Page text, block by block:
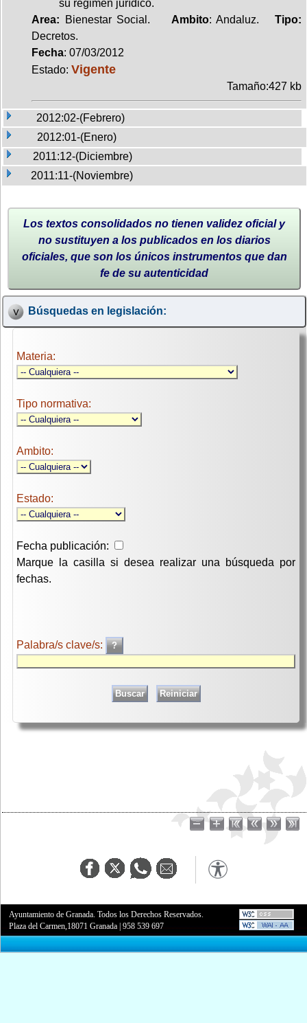
su régimen jurídico.
Area: Bienestar Social. Ambito: Andaluz.Tipo:
Decretos.
Fecha: 07/03/2012
Estado: Vigente
Tamaño:427 kb
2012:02-(Febrero)
2012:01-(Enero)
2011:12-(Diciembre)
2011:11-(Noviembre)
Los textos consolidados no tienen validez oficial y
no sustituyen a los publicados en los diarios
oficiales, que son los únicos instrumentos que dan
fe de su autenticidad
Búsquedas en legislación:
Materia:
Tipo normativa:
Ambito:
Estado:
Fecha publicación:
Marque la casilla si desea realizar una búsqueda por
fechas.
Palabra/s clave/s:
Ayuntamiento de Granada. Todos los Derechos Reservados.
Plaza del Carmen,18071 Granada |958 539 697